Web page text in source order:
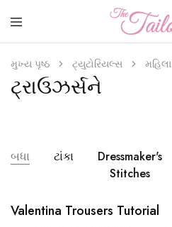
Tailoress
મુખ્ય પૃષ્ઠ ટ્યુટોરિયલ્સ મહિલા
ટ્રાઉઝર્સને
બધા ટાંકા
Dressmaker's
Stitches
Valentina Trousers Tutorial